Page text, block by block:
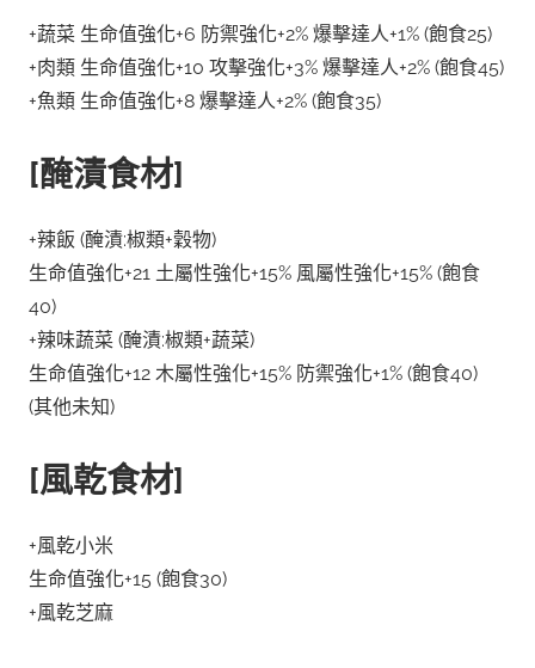
+蔬菜 生命值強化+6 防禦強化+2% 爆擊達人+1% (飽食25)
+肉類 生命值強化+10 攻擊強化+3% 爆擊達人+2% (飽食45)
+魚類 生命值強化+8 爆擊達人+2% (飽食35)
[醃漬食材]
+辣飯 (醃漬:椒類+穀物)
生命值強化+21 土屬性強化+15% 風屬性強化+15% (飽食
40)
+辣味蔬菜 (醃漬:椒類+蔬菜)
生命值強化+12 木屬性強化+15% 防禦強化+1% (飽食40)
(其他未知)
[風乾食材]
+風乾小米
生命值強化+15 (飽食30)
+風乾芝麻